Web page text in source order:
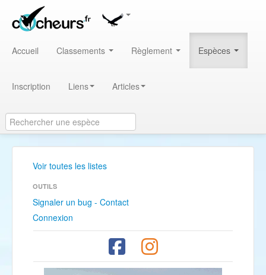
Accueil Classements Règlement Espèces
Inscription Liens Articles
Voir toutes les listes
OUTILS
Signaler un bug - Contact
Connexion